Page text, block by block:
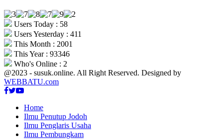
Users Today : 58
Users Yesterday : 411
This Month : 2001
This Year : 93346
Who's Online : 2
@2023 - susuk.online. All Right Reserved. Designed by
WEBBATU.com
Facebook
Twitter
Youtube
Home
Ilmu Penutup Jodoh
Ilmu Penglaris Usaha
Ilmu Pembungkam